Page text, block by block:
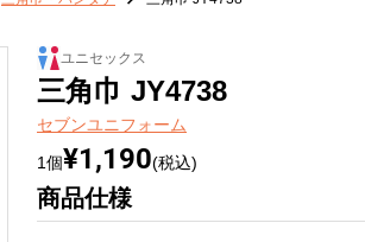
ユニセックス
三角巾 JY4738
セブンユニフォーム
1個¥1,190(税込)
商品仕様